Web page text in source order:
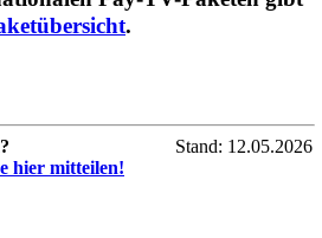
.
hier mitteilen!
Stand: 12.05.2026